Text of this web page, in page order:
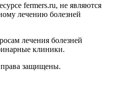
fermers.ru, не являются
лечению болезней
лечения болезней
клиники.
защищены.